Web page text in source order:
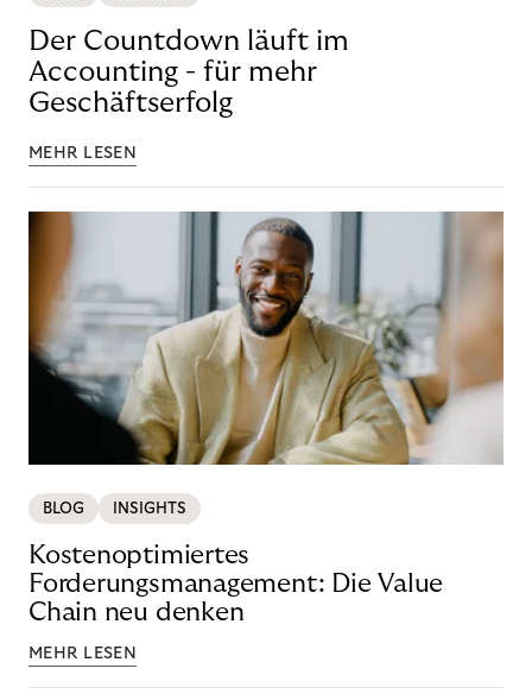
Der Countdown läuft im
Accounting - für mehr
Geschäftserfolg
MEHR LESEN
BLOG INSIGHTS
Kostenoptimiertes
Forderungsmanagement: Die Value
Chain neu denken
MEHR LESEN